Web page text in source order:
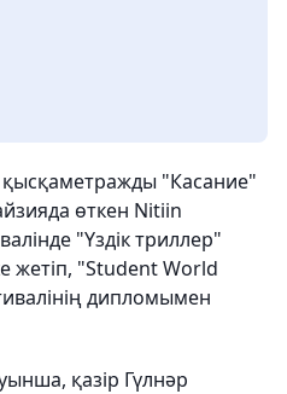
"Касание"
өткен Nitiin
"Үздік триллер"
жетіп, "Student World
дипломымен
қазір Гүлнәр